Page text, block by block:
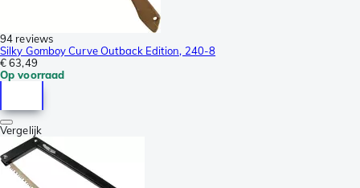
94 reviews
Silky Gomboy Curve Outback Edition, 240-8
€ 63,49
Op voorraad
Vergelijk